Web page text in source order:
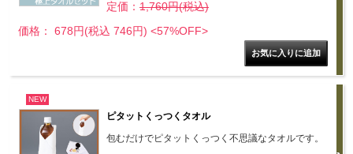
定価： 1,760円(税込)
価格： 678円(税込 746円) <57%OFF>
NEW
ピタットくっつくタオル
包むだけでピタットくっつく不思議なタオルです。